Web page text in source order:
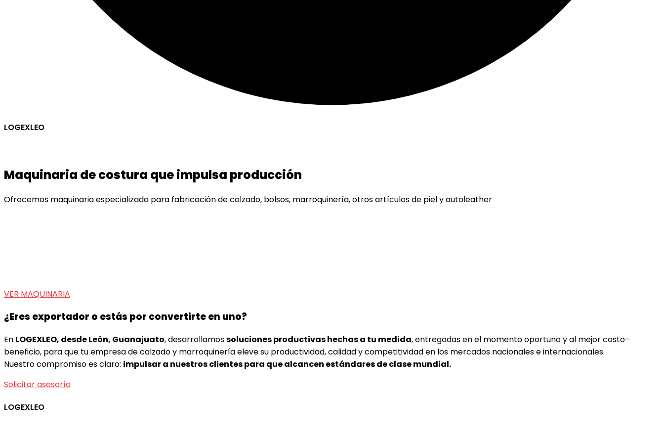
LOGEXLEO
Maquinaria de costura que impulsa producción
Ofrecemos maquinaria especializada para fabricación de calzado, bolsos, marroquinería, otros artículos de piel y autoleather
VER MAQUINARIA
¿Eres exportador o estás por convertirte en uno?
En LOGEXLEO, desde León, Guanajuato, desarrollamossoluciones productivas hechas a tu medida, entregadas en el momento oportuno y al mejor costo–
beneficio, para que tu empresa de calzado y marroquinería eleve su productividad, calidad y competitividad en los mercados nacionales e internacionales.
Nuestro compromiso es claro: impulsar a nuestros clientes para que alcancen estándares de clase mundial.
Solicitar asesoría
LOGEXLEO